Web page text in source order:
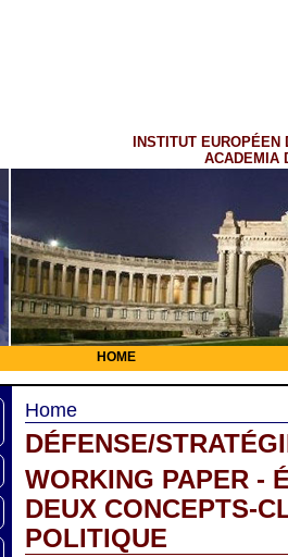
INSTITUT EUROPÉEN
ACADEMIA
HOME
Home
DÉFENSE/
WORKING PAPER -
DEUX CONCEPTS-
POLITIQUE